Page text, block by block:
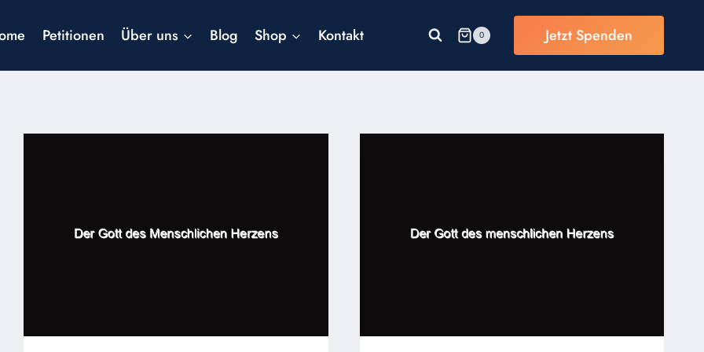
Petitionen Über uns Blog Shop Kontakt 0 Jetzt Spenden